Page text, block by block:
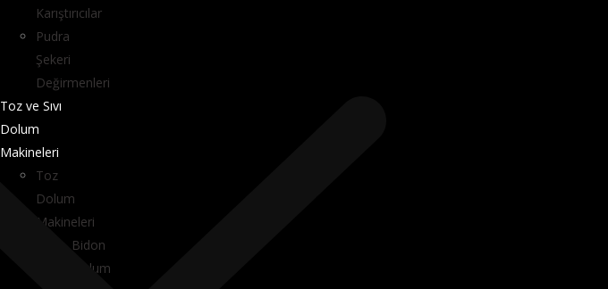
Karıştırıcılar
Pudra
Şekeri
Değirmenleri
Toz ve Sıvı
Dolum
Makineleri
Toz
Dolum
Makineleri
Bidon
Dolum